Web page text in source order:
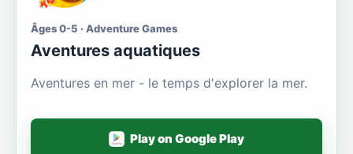
Âges 0-5 · Adventure Games
Aventures aquatiques
Aventures en mer - le temps d'explorer la mer.
Play on Google Play